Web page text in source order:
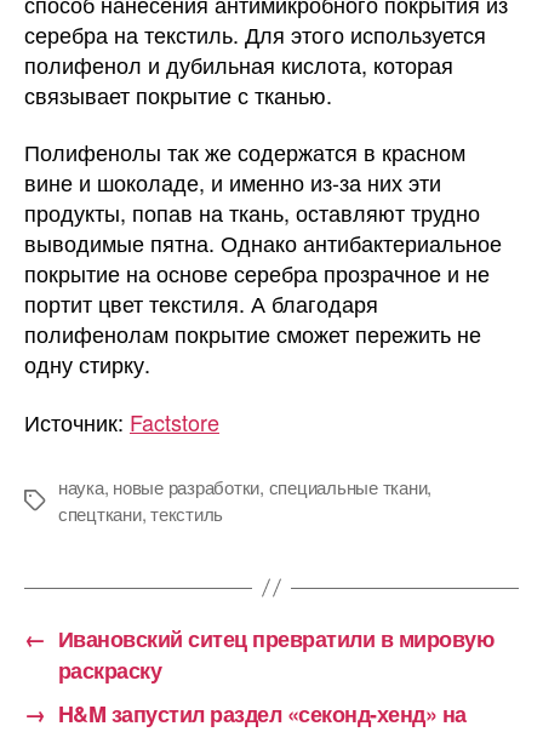
серебра на текстиль. Для этого используется
полифенол и дубильная кислота, которая
связывает покрытие с тканью.
Полифенолы так же содержатся в красном
вине и шоколаде, и именно из-за них эти
продукты, попав на ткань, оставляют трудно
выводимые пятна. Однако антибактериальное
покрытие на основе серебра прозрачное и не
портит цвет текстиля. А благодаря
полифенолам покрытие сможет пережить не
одну стирку.
Источник: Factstore
Метки
наука, новые разработки, специальные ткани,
спецткани,текстиль
← Ивановский ситец превратили в мировую
раскраску
→ H&M запустил раздел «секонд-хенд» на